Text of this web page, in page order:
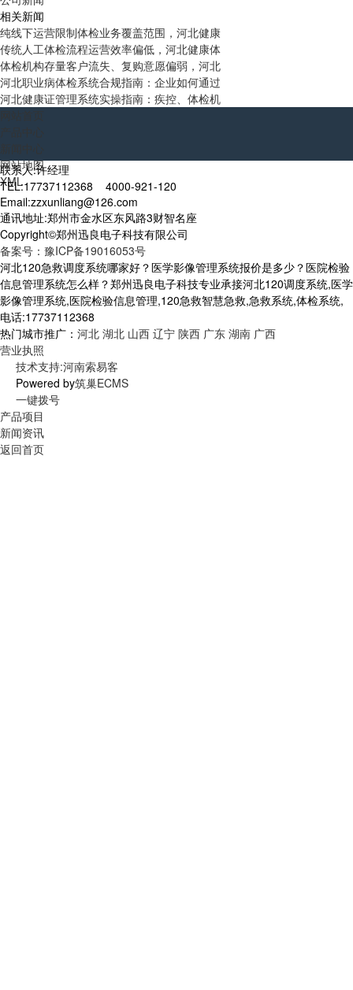
相关新闻
纯线下运营限制体检业务覆盖范围，河北健康
传统人工体检流程运营效率偏低，河北健康体
体检机构存量客户流失、复购意愿偏弱，河北
河北职业病体检系统合规指南：企业如何通过
河北健康证管理系统实操指南：疾控、体检机
网站地图
XML
联系人:许经理
TEL:17737112368 4000-921-120
Email:zzxunliang@126.com
通讯地址:郑州市金水区东风路3财智名座
Copyright©郑州迅良电子科技有限公司
备案号：豫ICP备19016053号
河北120急救调度系统哪家好？医学影像管理系统报价是多少？医院检验
信息管理系统怎么样？郑州迅良电子科技专业承接河北120调度系统,医学
影像管理系统,医院检验信息管理,120急救智慧急救,急救系统,体检系统,
电话:17737112368
热门城市推广： 河北 湖北 山西 辽宁 陕西 广东 湖南 广西
营业执照
技术支持:河南索易客
Powered by筑巢ECMS
一键拨号
产品项目
新闻资讯
返回首页